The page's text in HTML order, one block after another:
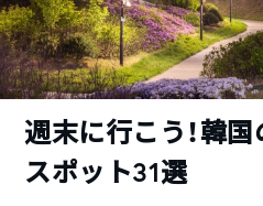
週末に行こう！韓
スポット31選